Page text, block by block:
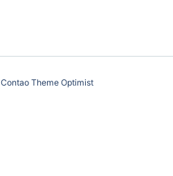
Contao Theme Optimist